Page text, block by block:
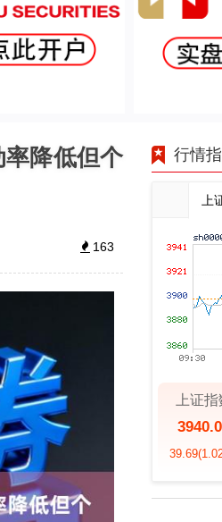
降低但个
163
行情
上
上证指
39.69